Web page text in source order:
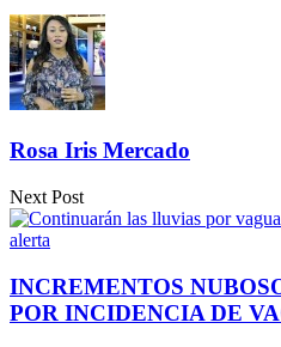
Compartir
Rosa Iris Mercado
Next Post
INCREMENTOS
POR INCIDENCIA DE